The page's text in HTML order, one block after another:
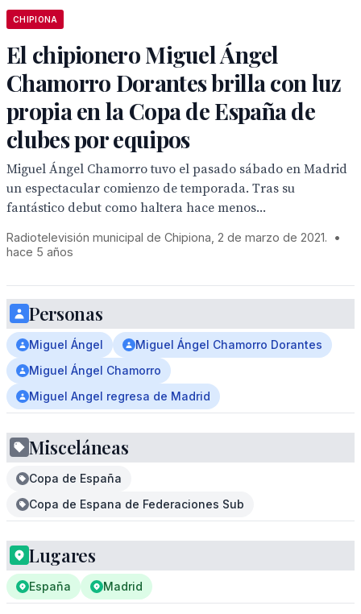
CHIPIONA
El chipionero Miguel Ángel
Chamorro Dorantes brilla con luz
propia en la Copa de España de
clubes por equipos
Miguel Ángel Chamorro tuvo el pasado sábado en Madrid
un espectacular comienzo de temporada. Tras su
fantástico debut como haltera hace menos...
Radiotelevisión municipal de Chipiona, 2 de marzo de 2021.
•
hace 5 años
Personas
Miguel Ángel
Miguel Ángel Chamorro Dorantes
Miguel Ángel Chamorro
Miguel Angel regresa de Madrid
Misceláneas
Copa de España
Copa de Espana de Federaciones Sub
Lugares
España Madrid